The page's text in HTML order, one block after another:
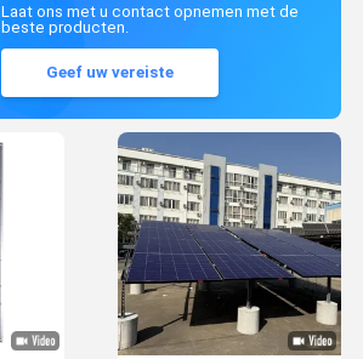
Laat ons met u contact opnemen met de
beste producten.
Geef uw vereiste